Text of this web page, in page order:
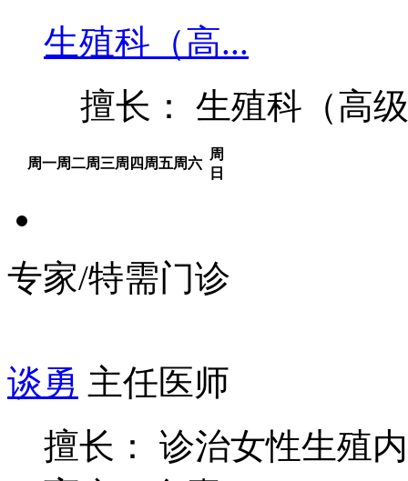
生殖科（高...
擅长： 生殖科（高
周一周二周三周四 周五周六
周
日
专家/特需门诊
谈勇 主任医师
擅长： 诊治女性生殖